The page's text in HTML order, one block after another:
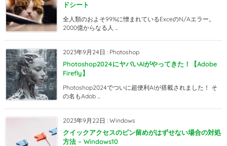
ドシート
全人類のおよそ99%に憎まれているExceのN/Aエラー。
2000億からなる人 ...
2023年9月24日 : Photoshop
Photoshop2024にヤバいAIがやってきた！【Adobe
Firefly】
Photoshop2024でついに超便利AIが搭載されました！ そ
の名もAdob ...
2023年9月22日 : Windows
クイックアクセスのピン留めがはずせない場合の対処
方法 – Windows10